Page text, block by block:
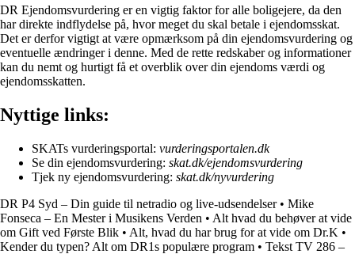
DR Ejendomsvurdering er en vigtig faktor for alle boligejere, da den
har direkte indflydelse på, hvor meget du skal betale i ejendomsskat.
Det er derfor vigtigt at være opmærksom på din ejendomsvurdering og
eventuelle ændringer i denne. Med de rette redskaber og informationer
kan du nemt og hurtigt få et overblik over din ejendoms værdi og
ejendomsskatten.
Nyttige links:
SKATs vurderingsportal: vurderingsportalen.dk
Se din ejendomsvurdering: skat.dk/ejendomsvurdering
Tjek ny ejendomsvurdering: skat.dk/nyvurdering
DR P4 Syd – Din guide til netradio og live-udsendelser• Mike
Fonseca – En Mester i Musikens Verden • Alt hvad du behøver at vide
om Gift ved Første Blik • Alt, hvad du har brug for at vide om Dr.K •
Kender du typen? Alt om DR1s populære program • Tekst TV 286 –